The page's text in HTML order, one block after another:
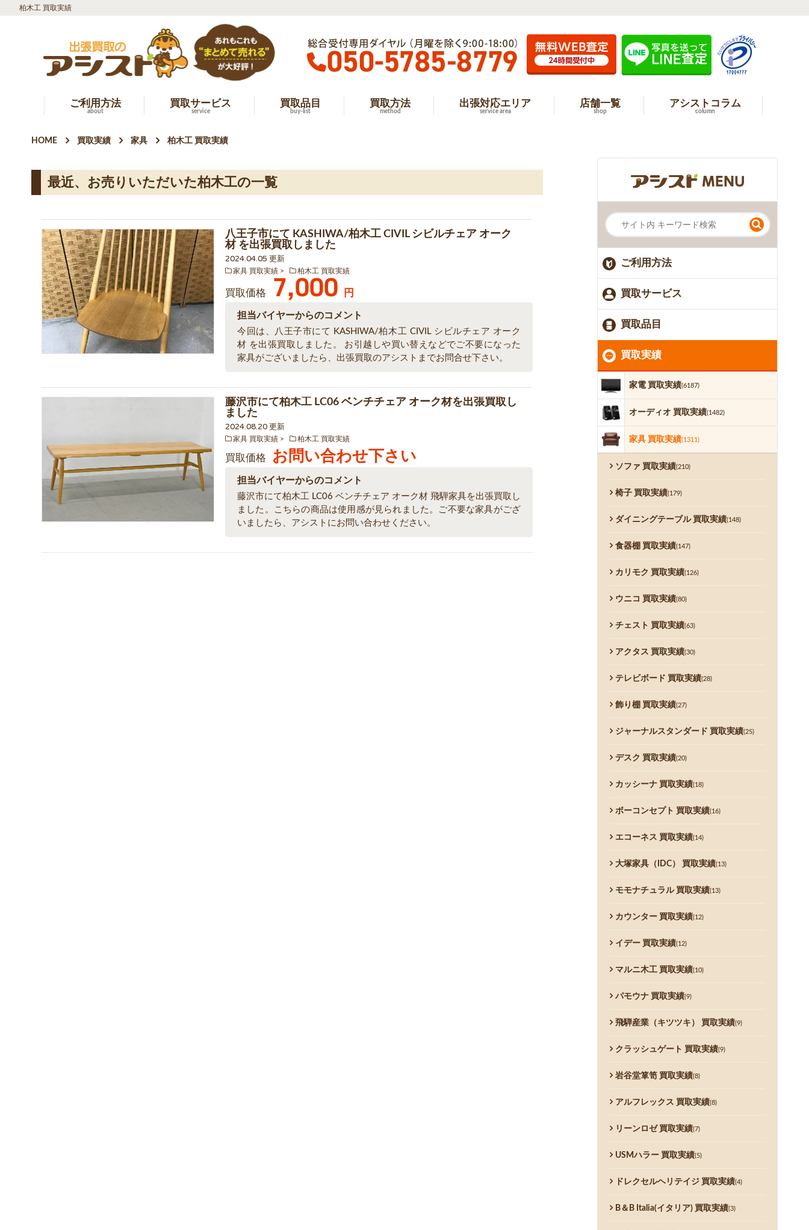
柏木工 買取実績
ご利用方法
about
買取サービス
service
買取品目
buy-list
買取方法
method
出張対応エリア
service area
店舗一覧
shop
アシストコラム
column
HOME 買取実績 家具 柏木工 買取実績
最近、お売りいただいた柏木工の一覧
八王子市にて KASHIWA/柏木工 CIVIL シビルチェア オーク
材 を出張買取しました
2024.04.05 更新
家具 買取実績 柏木工 買取実績
買取価格 7,000 円
担当バイヤーからのコメント
今回は、八王子市にて KASHIWA/柏木工 CIVIL シビルチェア オーク
材 を出張買取しました。 お引越しや買い替えなどでご不要になった
家具がございましたら、出張買取のアシストまでお問合せ下さい。
藤沢市にて柏木工 LC06 ベンチチェア オーク材を出張買取し
ました
2024.08.20 更新
家具 買取実績 柏木工 買取実績
買取価格 お問い合わせ下さい
担当バイヤーからのコメント
藤沢市にて柏木工 LC06 ベンチチェア オーク材 飛騨家具を出張買取し
ました。こちらの商品は使用感が見られました。ご不要な家具がござ
いましたら、アシストにお問い合わせください。
ご利用方法
買取サービス
買取品目
買取実績
家電 買取実績(6187)
オーディオ 買取実績(1482)
家具 買取実績(1311)
ソファ 買取実績(210)
椅子 買取実績(179)
ダイニングテーブル 買取実績(148)
食器棚 買取実績(147)
カリモク 買取実績(126)
ウニコ 買取実績(80)
チェスト 買取実績(63)
アクタス 買取実績(30)
テレビボード 買取実績(28)
飾り棚 買取実績(27)
ジャーナルスタンダード 買取実績(25)
デスク 買取実績(20)
カッシーナ 買取実績(18)
ボーコンセプト 買取実績(16)
エコーネス 買取実績(14)
大塚家具（IDC） 買取実績(13)
モモナチュラル 買取実績(13)
カウンター 買取実績(12)
イデー 買取実績(12)
マルニ木工 買取実績(10)
パモウナ 買取実績(9)
飛騨産業（キツツキ） 買取実績(9)
クラッシュゲート 買取実績(9)
岩谷堂箪笥 買取実績(8)
アルフレックス 買取実績(8)
リーンロゼ 買取実績(7)
USMハラー 買取実績(5)
ドレクセルヘリテイジ 買取実績(4)
B＆B Italia(イタリア) 買取実績(3)